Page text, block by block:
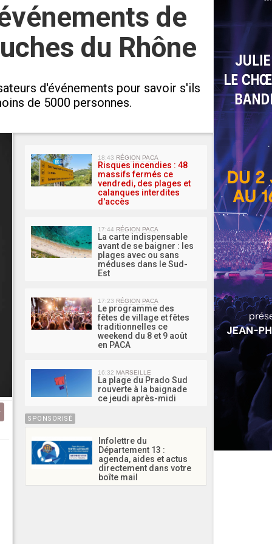
de
du Rhône
d'événements pour savoir s'ils
de 5000 personnes.
MA
18:43 RÉGION PACA
Risques incendies : 48
massifs fermés ce
vendredi, des plages et
calanques interdites
d'accès
17:44 RÉGION PACA
La carte indispensable
avant de se baigner : les
plages avec ou sans
méduses dans le Sud-
Est
17:23 RÉGION PACA
Le programme des
fêtes de village et fêtes
traditionnelles ce
weekend du 8 et 9 août
en PACA
16:32 MARSEILLE
La plage du Prado Sud
rouverte à la baignade
ce jeudi après-midi
SPONSORISÉ
Infolettre du
Département 13 :
agenda, aides et actus
directement dans votre
boîte mail